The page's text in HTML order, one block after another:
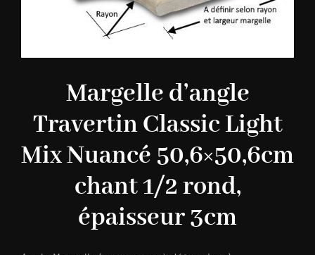
Margelle d’angle
Travertin Classic Light
Mix Nuancé 50,6×50,6cm
chant 1/2 rond,
épaisseur 3cm